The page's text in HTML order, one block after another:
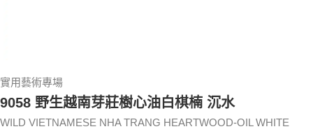
實用藝術專場
9058 野生越南芽莊樹心油白棋楠 沉水
WILD VIETNAMESE NHA TRANG HEARTWOOD-OIL WHITE